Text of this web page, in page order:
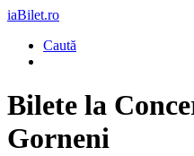
iaBilet.ro
Caută
Bilete la
Gorneni